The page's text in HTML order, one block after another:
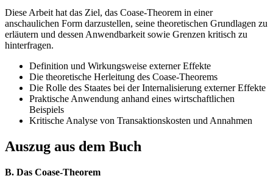
Diese Arbeit hat das Ziel, das Coase-Theorem in einer
anschaulichen Form darzustellen, seine theoretischen Grundlagen zu
erläutern und dessen Anwendbarkeit sowie Grenzen kritisch zu
hinterfragen.
Definition und Wirkungsweise externer Effekte
Die theoretische Herleitung des Coase-Theorems
Die Rolle des Staates bei der Internalisierung externer Effekte
Praktische Anwendung anhand eines wirtschaftlichen
Beispiels
Kritische Analyse von Transaktionskosten und Annahmen
Auszug aus dem Buch
B. Das Coase-Theorem